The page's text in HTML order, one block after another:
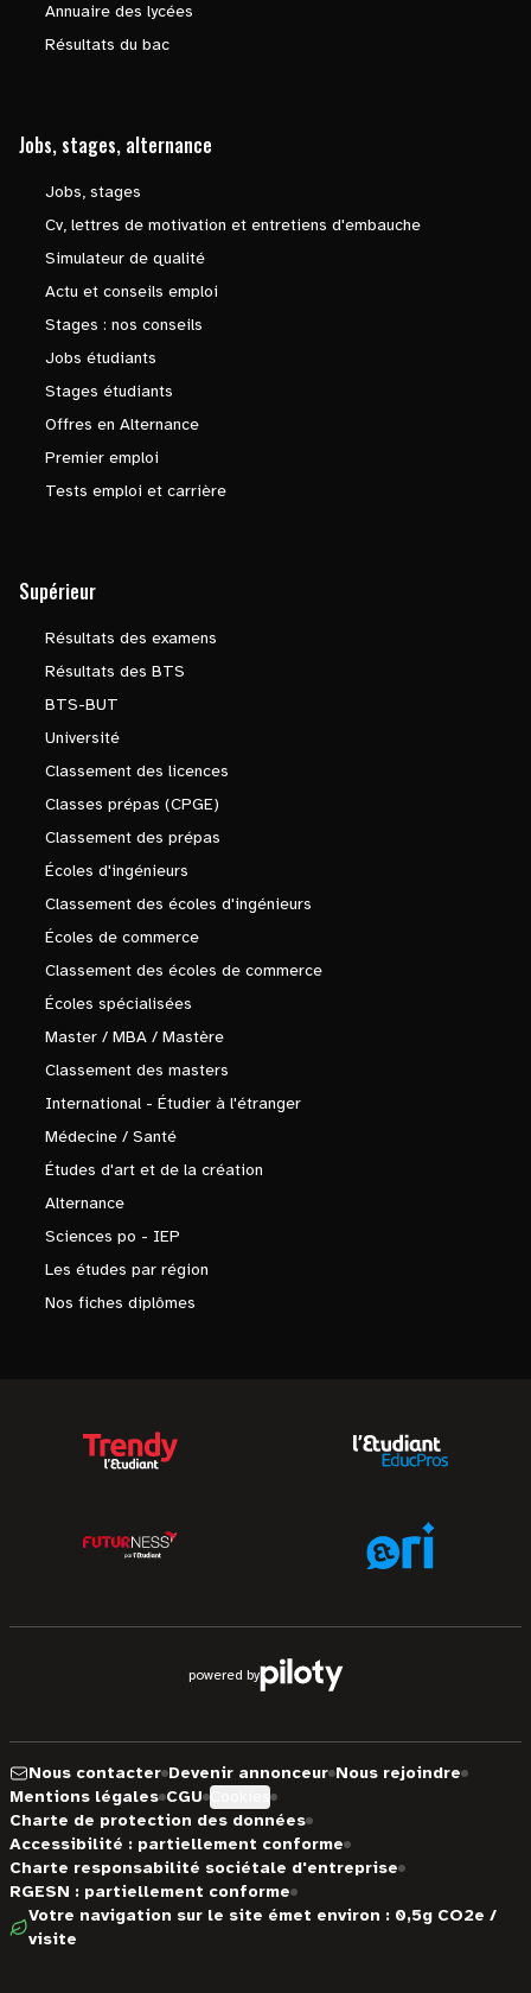
Annuaire des lycées
Résultats du bac
Jobs, stages, alternance
Jobs, stages
Cv, lettres de motivation et entretiens d'embauche
Simulateur de qualité
Actu et conseils emploi
Stages : nos conseils
Jobs étudiants
Stages étudiants
Offres en Alternance
Premier emploi
Tests emploi et carrière
Supérieur
Résultats des examens
Résultats des BTS
BTS-BUT
Université
Classement des licences
Classes prépas (CPGE)
Classement des prépas
Écoles d'ingénieurs
Classement des écoles d'ingénieurs
Écoles de commerce
Classement des écoles de commerce
Écoles spécialisées
Master / MBA / Mastère
Classement des masters
International - Étudier à l'étranger
Médecine / Santé
Études d'art et de la création
Alternance
Sciences po - IEP
Les études par région
Nos fiches diplômes
powered by
Nous contacter Devenir annonceur Nous rejoindre
Mentions légales CGU
Charte de protection des données
Accessibilité : partiellement conforme
Charte responsabilité sociétale d'entreprise
RGESN : partiellement conforme
Votre navigation sur le site émet environ : 0,5g CO2e /
visite